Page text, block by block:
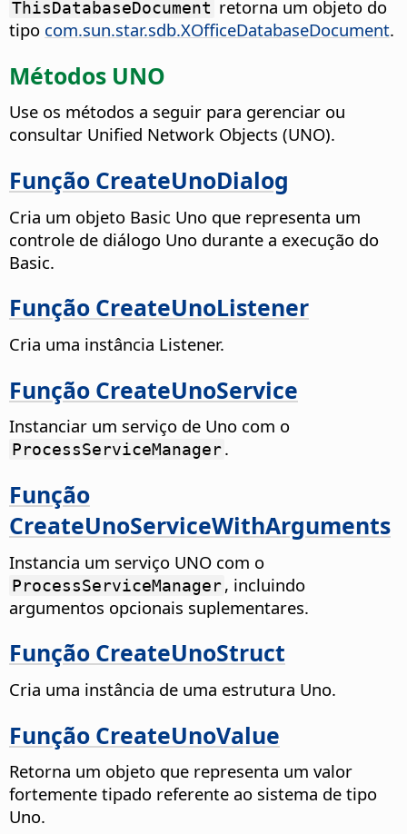
ThisDatabaseDocument retorna um objeto do
tipo com.sun.star.sdb.XOfficeDatabaseDocument.
Métodos UNO
Use os métodos a seguir para gerenciar ou
consultar Unified Network Objects (UNO).
Função CreateUnoDialog
Cria um objeto Basic Uno que representa um
controle de diálogo Uno durante a execução do
Basic.
Função CreateUnoListener
Cria uma instância Listener.
Função CreateUnoService
Instanciar um serviço de Uno com o
ProcessServiceManager.
Função
CreateUnoServiceWithArguments
Instancia um serviço UNO com o
ProcessServiceManager, incluindo
argumentos opcionais suplementares.
Função CreateUnoStruct
Cria uma instância de uma estrutura Uno.
Função CreateUnoValue
Retorna um objeto que representa um valor
fortemente tipado referente ao sistema de tipo
Uno.